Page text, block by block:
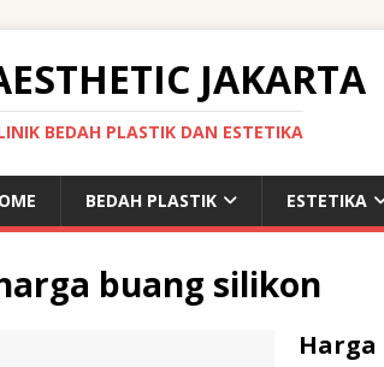
JAKARTA
BEDAH PLASTIK DAN ESTETIKA
BEDAH PLASTIK ESTETIKA
buang silikon
Harga